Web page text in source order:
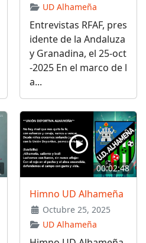
UD Alhameña
Entrevistas RFAF, pres
idente de la Andaluza
y Granadina, el 25-oct
-2025 En el marco de l
a...
00:02:48
Himno UD Alhameña
Octubre 25, 2025
UD Alhameña